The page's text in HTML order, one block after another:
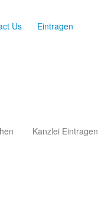
Us Eintragen
Kanzlei Eintragen